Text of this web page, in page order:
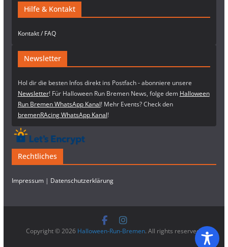
Hilfe & Kontakt
Kontakt / FAQ
Newsletter
Hol dir die besten Infos direkt ins Postfach - abonniere unsere
Newsletter! Für Halloween Run Bremen News, folge dem Halloween
Run Bremen WhatsApp Kanal! Mehr Events? Check den
bremenRAcing WhatsApp Kanal!
Rechtliches
Impressum| Datenschutzerklärung
Copyright © 2026 Halloween-Run-Bremen. All rights reserved.